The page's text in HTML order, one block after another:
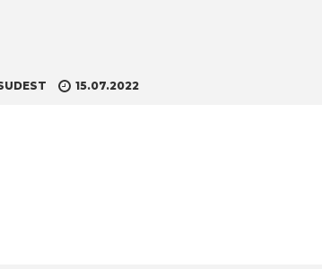
15.07.2022